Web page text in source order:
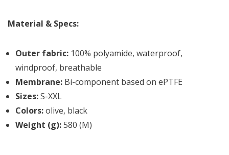
Material & Specs:
Outer fabric: 100% polyamide, waterproof,
windproof, breathable
Membrane: Bi-component based on ePTFE
Sizes:S-XXL
Colors:olive, black
Weight (g):580 (M)